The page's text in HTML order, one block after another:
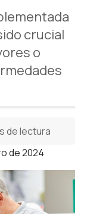
crucial
o
de 2024
de lectura